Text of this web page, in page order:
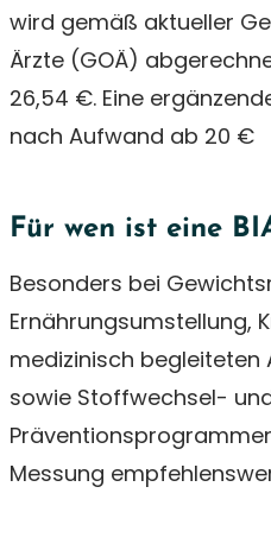
wird gemäß aktueller
Ärzte (GOÄ)
26,54 €. Eine
nach Aufwand ab 20 €
Für wen ist eine
Besonders bei
Ernährungsumstellung,
medizinisch
sowie Stoffwechsel-
Messung